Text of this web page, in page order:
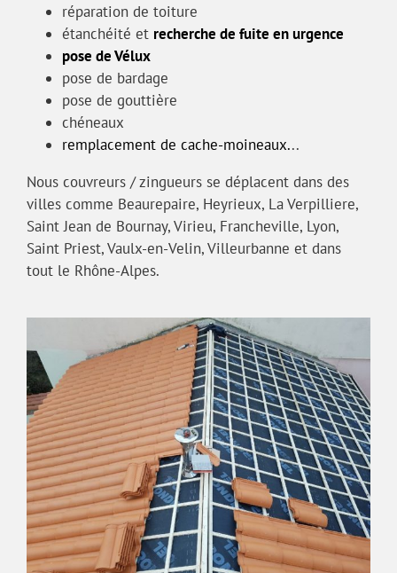
réparation de toiture
étanchéité et recherche de fuite en urgence
pose de Vélux
pose de bardage
pose de gouttière
chéneaux
remplacement de cache-moineaux...
Nous couvreurs / zingueurs se déplacent dans des
villes comme Beaurepaire, Heyrieux, La Verpilliere,
Saint Jean de Bournay, Virieu, Francheville, Lyon,
Saint Priest, Vaulx-en-Velin, Villeurbanne et dans
tout le Rhône-Alpes.